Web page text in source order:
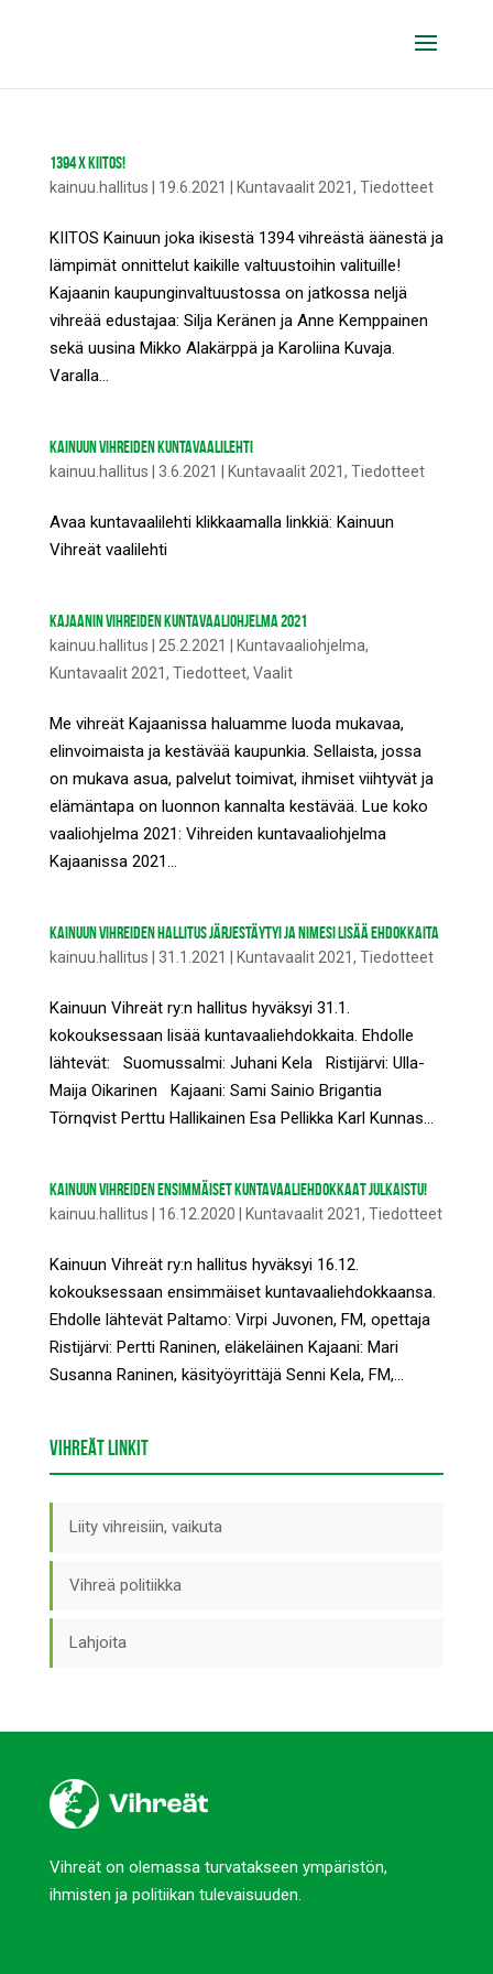
1394 X KIITOS!
kainuu.hallitus 19.6.2021 Kuntavaalit 2021 , Tiedotteet
KIITOS Kainuun joka ikisestä 1394 vihreästä äänestä ja
lämpimät onnittelut kaikille valtuustoihin valituille!
Kajaanin kaupunginvaltuustossa on jatkossa neljä
vihreää edustajaa: Silja Keränen ja Anne Kemppainen
sekä uusina Mikko Alakärppä ja Karoliina Kuvaja.
Varalla...
KAINUUN VIHREIDEN KUNTAVAALILEHTI
kainuu.hallitus 3.6.2021 Kuntavaalit 2021 , Tiedotteet
Avaa kuntavaalilehti klikkaamalla linkkiä: Kainuun
Vihreät vaalilehti
KAJAANIN VIHREIDEN KUNTAVAALIOHJELMA 2021
kainuu.hallitus 25.2.2021 Kuntavaaliohjelma,
Kuntavaalit 2021 , Tiedotteet, Vaalit
Me vihreät Kajaanissa haluamme luoda mukavaa,
elinvoimaista ja kestävää kaupunkia. Sellaista, jossa
on mukava asua, palvelut toimivat, ihmiset viihtyvät ja
elämäntapa on luonnon kannalta kestävää. Lue koko
vaaliohjelma 2021: Vihreiden kuntavaaliohjelma
Kajaanissa 2021...
KAINUUN VIHREIDEN HALLITUS JÄRJESTÄYTYI JA NIMESI LISÄÄ EHDOKKAITA
kainuu.hallitus 31.1.2021 Kuntavaalit 2021 , Tiedotteet
Kainuun Vihreät ry:n hallitus hyväksyi 31.1.
kokouksessaan lisää kuntavaaliehdokkaita. Ehdolle
lähtevät: Suomussalmi: Juhani Kela Ristijärvi: Ulla-
Maija Oikarinen Kajaani: Sami Sainio Brigantia
Törnqvist Perttu Hallikainen Esa Pellikka Karl Kunnas...
KAINUUN VIHREIDEN ENSIMMÄISET KUNTAVAALIEHDOKKAAT JULKAISTU!
kainuu.hallitus 16.12.2020 Kuntavaalit 2021 , Tiedotteet
Kainuun Vihreät ry:n hallitus hyväksyi 16.12.
kokouksessaan ensimmäiset kuntavaaliehdokkaansa.
Ehdolle lähtevät Paltamo: Virpi Juvonen, FM, opettaja
Ristijärvi: Pertti Raninen, eläkeläinen Kajaani: Mari
Susanna Raninen, käsityöyrittäjä Senni Kela, FM,...
VIHREÄT LINKIT
Liity vihreisiin, vaikuta
Vihreä politiikka
Lahjoita
Vihreät on olemassa turvatakseen ympäristön,
ihmisten ja politiikan tulevaisuuden.